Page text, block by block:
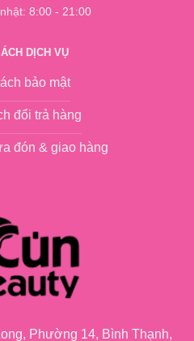
8:00 - 21:00
DỊCH VỤ
bảo mật
đổi trả hàng
đón & giao hàng
Phường 14, Bình Thạnh,